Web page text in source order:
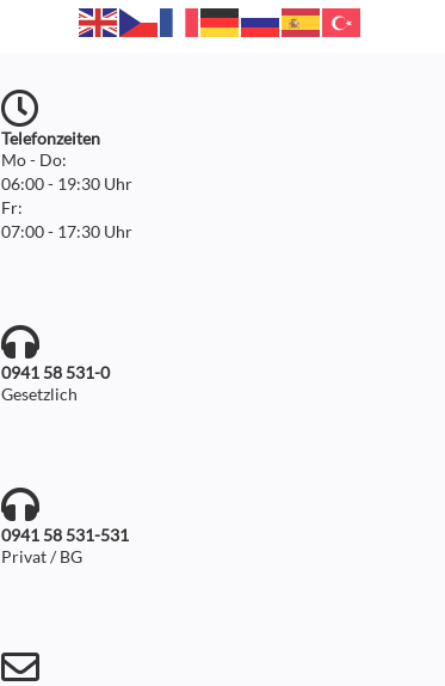
Telefonzeiten
Mo - Do:
06:00 - 19:30 Uhr
Fr:
07:00 - 17:30 Uhr
0941 58 531-0
Gesetzlich
0941 58 531-531
Privat / BG